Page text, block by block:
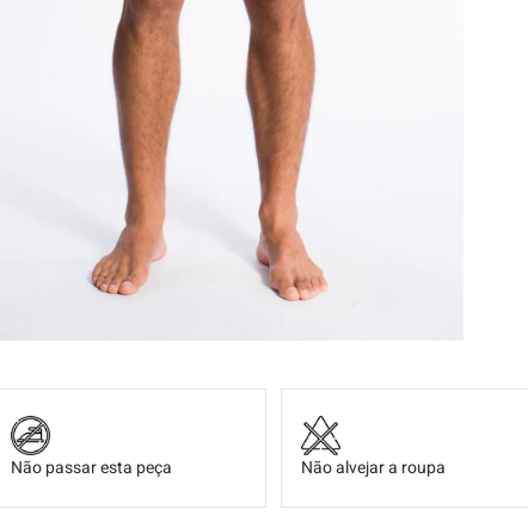
Não passar esta peça Não alvejar a roupa